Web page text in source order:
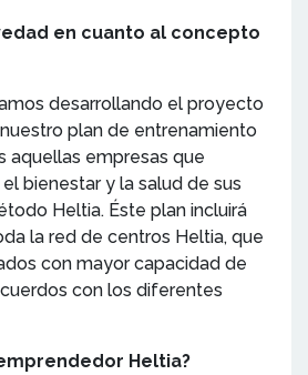
en cuanto al concepto
desarrollando el proyecto
plan de entrenamiento
aquellas empresas que
bienestar y la salud de sus
Heltia. Éste plan incluirá
la red de centros Heltia, que
con mayor capacidad de
con los diferentes
Heltia?